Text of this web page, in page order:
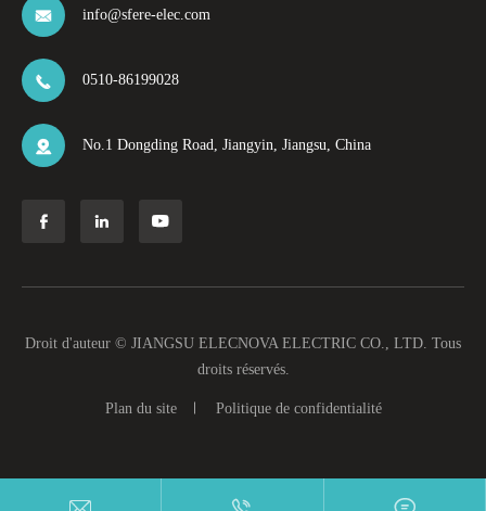
 info@sfere-elec.com
 0510-86199028
 No.1 Dongding Road, Jiangyin, Jiangsu, China
  
Droit d'auteur © JIANGSU ELECNOVA ELECTRIC CO., LTD. Tous
droits réservés.
Plan du site Politique de confidentialité